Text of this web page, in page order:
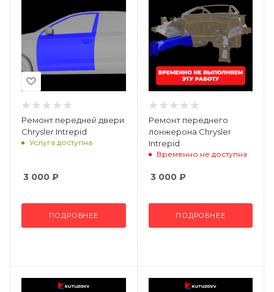
Ремонт передней двери
Chrysler Intrepid
Услуга доступна
3 000 ₽
ПОДРОБНЕЕ
Ремонт переднего
лонжерона Chrysler
Intrepid
Временно не доступна
3 000₽
ПОДРОБНЕЕ